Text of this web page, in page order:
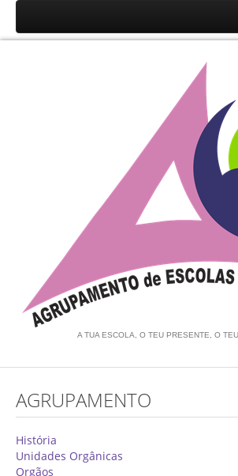
Unidades Orgânicas
Documentos
Associação de Pais e EE
Equipa de Autoavaliação
Notícias
Alunos
Oferta Formativa 2026/2027
Matrículas
A TUA ESCOLA, O TEU PRESENTE, O
AGRUPAMENTO
História
Unidades Orgânicas
Orgãos